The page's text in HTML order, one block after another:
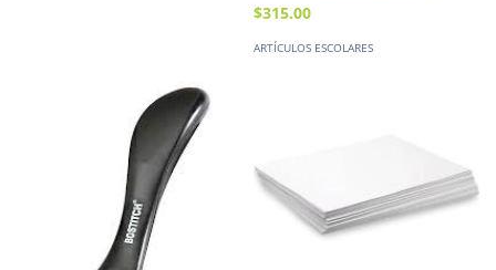
$315.00
ARTÍCULOS ESCOLARES